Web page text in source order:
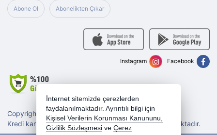
Abone Ol Abonelikten Çıkar
Copyright 2026 morotogrup.com - Tüm hakları saklıdır.
Kredi kartı bilgileriniz 256bit SSL sertifikası ile korunmaktadır.
Facebook
Instagram
İnternet sitemizde çerezlerden
faydalanılmaktadır. Ayrıntılı bilgi için
Kişisel Verilerin Korunması Kanununu,
Gizlilik Sözleşmesi ve Çerez